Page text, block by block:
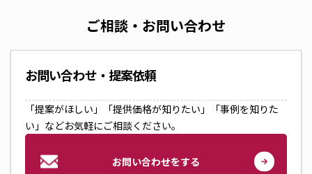
ご相談・お問い合わせ
お問い合わせ・提案依頼
「提案がほしい」「提供価格が知りたい」「事例を知りた
い」などお気軽にご相談ください。
お問い合わせをする